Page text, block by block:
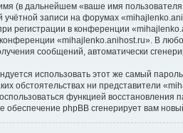
(в дальнейшем «ваше имя
записи на форумах
регистрации в конференции
«mihajlenko.anihost.ru». В
сообщений, автоматически
использовать этот же самый
обстоятельствах ни представители
функцией
phpBB сгенерирует вам